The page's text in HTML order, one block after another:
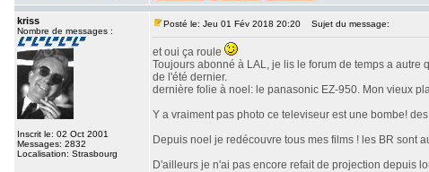
kriss
Nombre de messages :
Inscrit le: 02 Oct 2001
Messages: 2832
Localisation: Strasbourg
Posté le: Jeu 01 Fév 2018 20:20 Sujet du message:
et oui ça roule
Toujours abonné à LAL, je lis le forum de temps a
de l'été dernier.
dernière folie à noel: le panasonic EZ-950. Mon vieux
Y a vraiment pas photo ce televiseur est une bombe!
Depuis noel je redécouvre tous mes films ! les BR sont
D'ailleurs je n'ai pas encore refait de projection depuis